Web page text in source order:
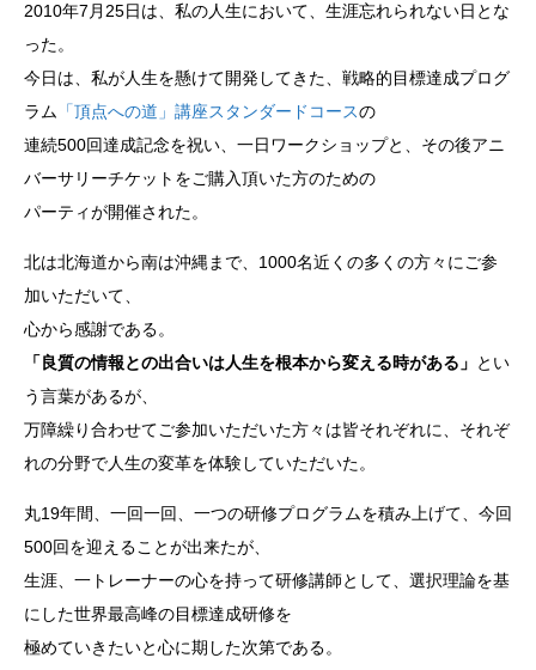
2010年7月25日は、私の人生において、生涯忘れられない日とな
った。
今日は、私が人生を懸けて開発してきた、戦略的目標達成プログ
ラム 「頂点への道」講座スタンダードコースの
連続500回達成記念を祝い、一日ワークショップと、その後アニ
バーサリーチケットをご購入頂いた方のための
パーティが開催された。
北は北海道から南は沖縄まで、1000名近くの多くの方々にご参
加いただいて、
心から感謝である。
「良質の情報との出合いは人生を根本から変える時がある」 とい
う言葉があるが、
万障繰り合わせてご参加いただいた方々は皆それぞれに、それぞ
れの分野で人生の変革を体験していただいた。
丸19年間、一回一回、一つの研修プログラムを積み上げて、今回
500回を迎えることが出来たが、
生涯、一トレーナーの心を持って研修講師として、選択理論を基
にした世界最高峰の目標達成研修を
極めていきたいと心に期した次第である。